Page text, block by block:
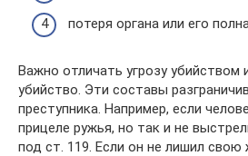
потеря органа или его
Важно отличать угрозу убийством
убийство. Эти составы
преступника. Например, если
прицеле ружья, но так и не
под ст. 119. Если он не лишил свою